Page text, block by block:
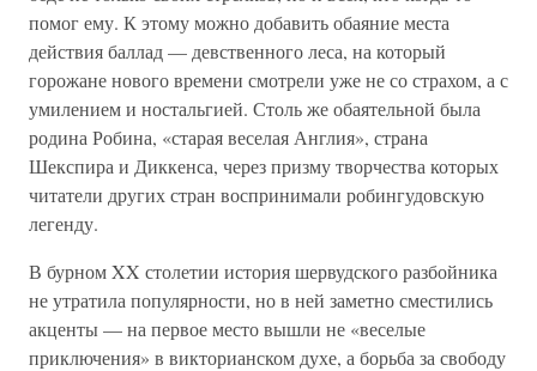
помог ему. К этому можно добавить обаяние места
действия баллад — девственного леса, на который
горожане нового времени смотрели уже не со страхом, а с
умилением и ностальгией. Столь же обаятельной была
родина Робина, «старая веселая Англия», страна
Шекспира и Диккенса, через призму творчества которых
читатели других стран воспринимали робингудовскую
легенду.
В бурном XX столетии история шервудского разбойника
не утратила популярности, но в ней заметно сместились
акценты — на первое место вышли не «веселые
приключения» в викторианском духе, а борьба за свободу